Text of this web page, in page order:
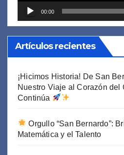
00:00
Artículos recientes
¡Hicimos Historia! De San
Nuestro Viaje al Corazón del
Continúa
Orgullo “San Bernardo”:
Matemática y el Talento